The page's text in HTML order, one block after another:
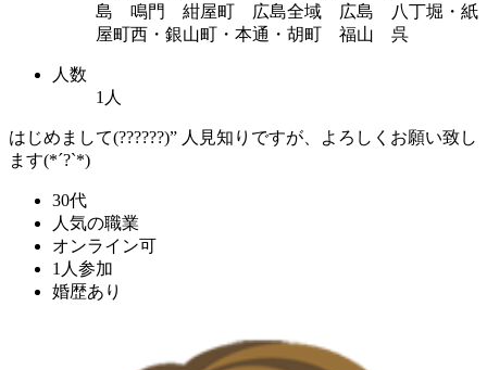
島 鳴門 紺屋町 広島全域 広島 八丁堀・紙
屋町西・銀山町・本通・胡町 福山 呉
人数
1人
はじめまして(??????)” 人見知りですが、よろしくお願い致し
ます(*´?`*)
30代
人気の職業
オンライン可
1人参加
婚歴あり